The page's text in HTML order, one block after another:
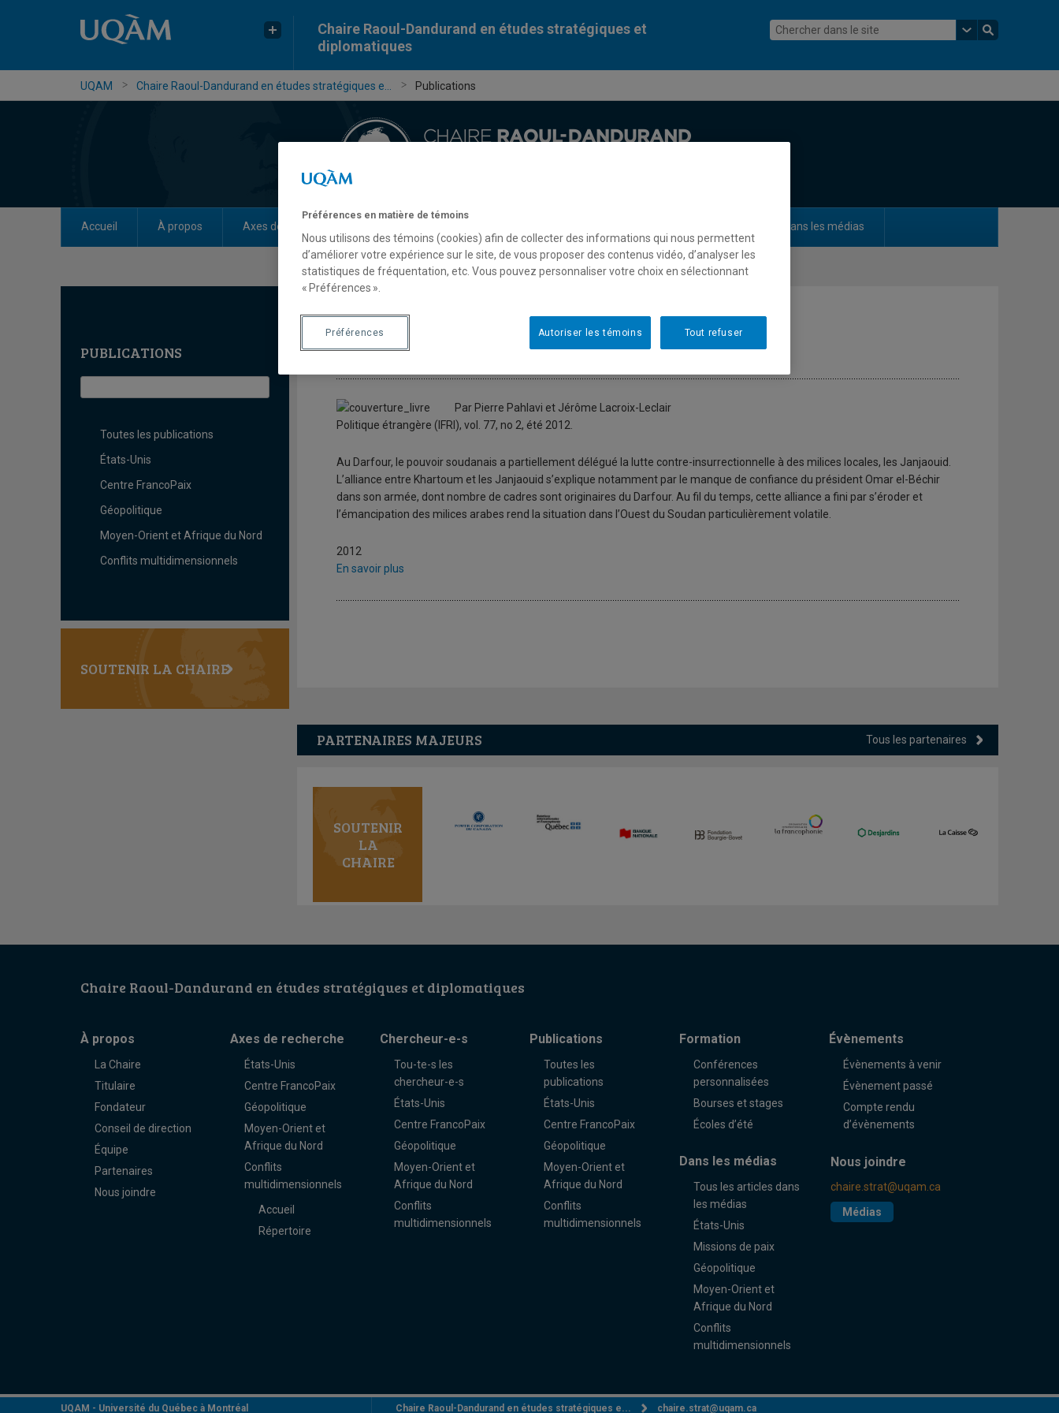
Chaire Raoul-Dandurand en études stratégiques et
diplomatiques
UQAM Chaire Raoul-Dandurand en études stratégiques e... Publications
Accueil À propos Axes de recherche Dans les médias
PUBLICATIONS
Toutes les publications
États-Unis
Centre FrancoPaix
Géopolitique
Moyen-Orient et Afrique du Nord
Conflits multidimensionnels
SOUTENIR LA CHAIRE
L’Emploi des Janjaouids au Darfour
Par Pierre Pahlavi et Jérôme Lacroix-Leclair
Politique étrangère (IFRI), vol. 77, no 2, été 2012.
Au Darfour, le pouvoir soudanais a partiellement délégué la lutte contre-insurrectionnelle à des milices locales, les Janjaouid.
L’alliance entre Khartoum et les Janjaouid s’explique notamment par le manque de confiance du président Omar el-Béchir
dans son armée, dont nombre de cadres sont originaires du Darfour. Au fil du temps, cette alliance a fini par s’éroder et
l’émancipation des milices arabes rend la situation dans l’Ouest du Soudan particulièrement volatile.
2012
En savoir plus
PARTENAIRES MAJEURS Tous les partenaires
SOUTENIR
LA
CHAIRE
Chaire Raoul-Dandurand en études stratégiques et diplomatiques
À propos
La Chaire
Titulaire
Fondateur
Conseil de direction
Équipe
Partenaires
Nous joindre
Axes de recherche
États-Unis
Centre FrancoPaix
Géopolitique
Moyen-Orient et
Afrique du Nord
Conflits
multidimensionnels
Accueil
Répertoire
Chercheur-e-s
Tou-te-s les
chercheur-e-s
États-Unis
Centre FrancoPaix
Géopolitique
Moyen-Orient et
Afrique du Nord
Conflits
multidimensionnels
Publications
Toutes les
publications
États-Unis
Centre FrancoPaix
Géopolitique
Moyen-Orient et
Afrique du Nord
Conflits
multidimensionnels
Formation
Conférences
personnalisées
Bourses et stages
Écoles d’été
Évènements
Évènements à venir
Évènement passé
Compte rendu
d’évènements
Dans les médias
Tous les articles dans
les médias
États-Unis
Missions de paix
Géopolitique
Moyen-Orient et
Afrique du Nord
Conflits
multidimensionnels
Nous joindre
chaire.strat@uqam.ca
Médias
UQAM - Université du Québec à Montréal Chaire Raoul-Dandurand en études stratégiques e... chaire.strat@uqam.ca
Préférences en matière de témoins
Nous utilisons des témoins (cookies) afin de collecter des informations qui nous permettent
d’améliorer votre expérience sur le site, de vous proposer des contenus vidéo, d’analyser les
statistiques de fréquentation, etc. Vous pouvez personnaliser votre choix en sélectionnant
« Préférences ».
Tout refuser
Autoriser les témoins
Préférences